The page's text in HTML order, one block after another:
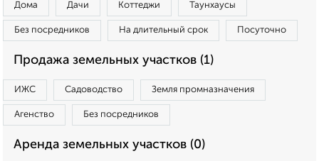
Дома Дачи Коттеджи Таунхаусы
Без посредников На длительный срок Посуточно
Продажа земельных участков (1)
ИЖС Садоводство Земля промназначения
Агенство Без посредников
Аренда земельных участков (0)